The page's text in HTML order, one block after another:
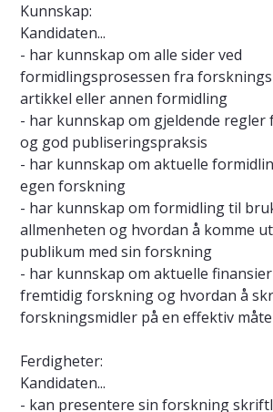
Kunnskap:
Kandidaten...
- har kunnskap om alle sider ved
formidlingsprosessen fra
artikkel eller annen formidling
- har kunnskap om gjeldende
og god publiseringspraksis
- har kunnskap om aktuelle
egen forskning
- har kunnskap om formidling til
allmenheten og hvordan å komme
publikum med sin forskning
- har kunnskap om aktuelle
fremtidig forskning og hvordan å
forskningsmidler på en effektiv måte
Ferdigheter:
Kandidaten...
- kan presentere sin forskning